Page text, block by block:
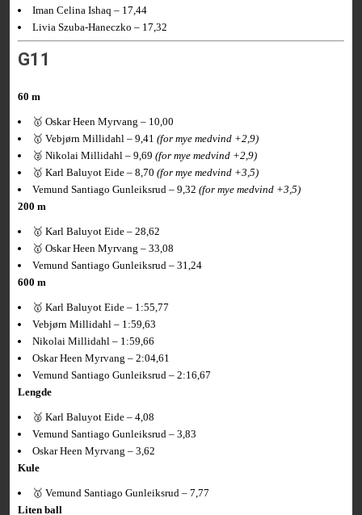
Iman Celina Ishaq – 17,44
Livia Szuba-Haneczko – 17,32
G11
60 m
🥇 Oskar Heen Myrvang – 10,00
🥇 Vebjørn Millidahl – 9,41(for mye medvind +2,9)
🥈 Nikolai Millidahl – 9,69(for mye medvind +2,9)
🥇 Karl Baluyot Eide – 8,70(for mye medvind +3,5)
Vemund Santiago Gunleiksrud – 9,32(for mye medvind +3,5)
200 m
🥇 Karl Baluyot Eide – 28,62
🥇 Oskar Heen Myrvang – 33,08
Vemund Santiago Gunleiksrud – 31,24
600 m
🥇 Karl Baluyot Eide – 1:55,77
Vebjørn Millidahl – 1:59,63
Nikolai Millidahl – 1:59,66
Oskar Heen Myrvang – 2:04,61
Vemund Santiago Gunleiksrud – 2:16,67
Lengde
🥈 Karl Baluyot Eide – 4,08
Vemund Santiago Gunleiksrud – 3,83
Oskar Heen Myrvang – 3,62
Kule
🥇 Vemund Santiago Gunleiksrud – 7,77
Liten ball